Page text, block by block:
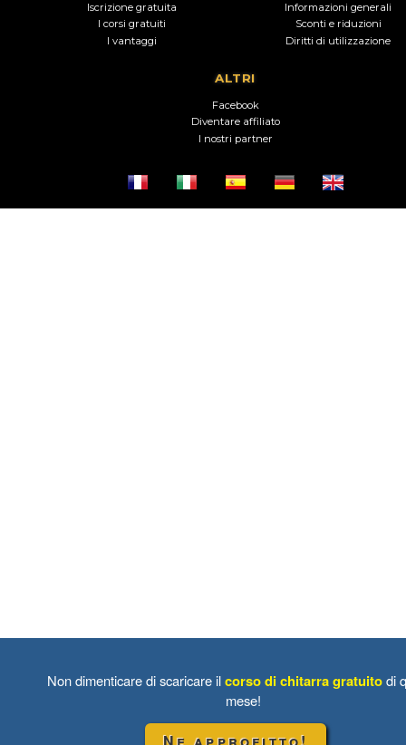
Iscrizione gratuita
I corsi gratuiti
I vantaggi
Informazioni generali
Sconti e riduzioni
Diritti di utilizzazione
ALTRI
Facebook
Diventare affiliato
I nostri partner
Non dimenticare di scaricare ilcorso di chitarra gratuitodi
mese!